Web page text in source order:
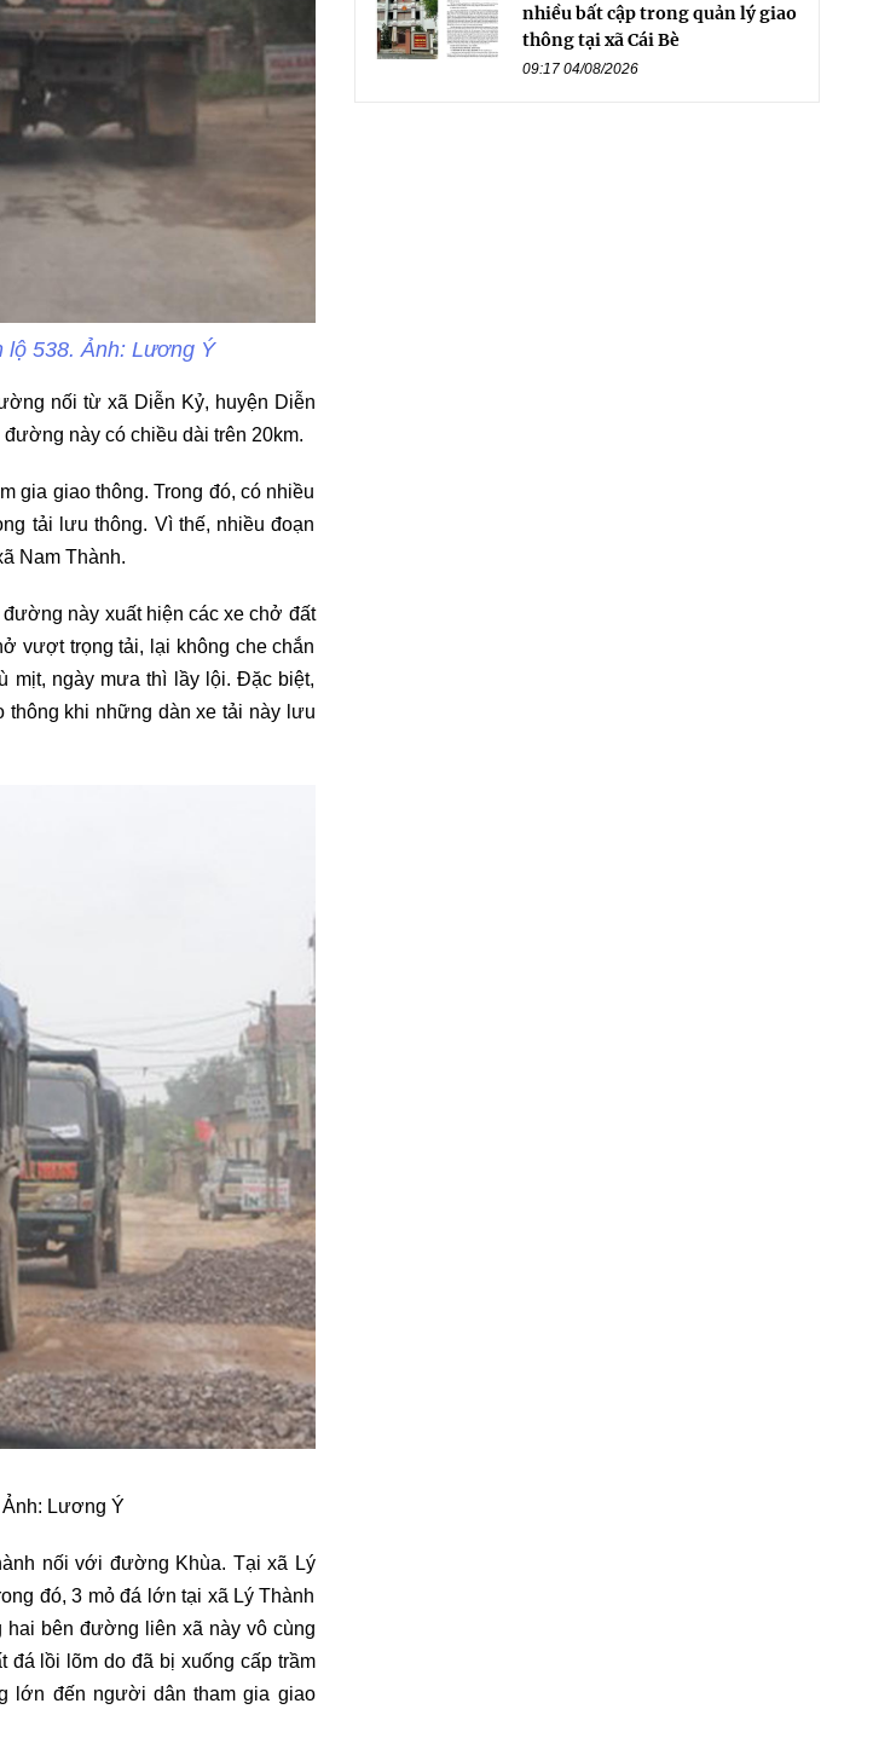
lộ 538. Ảnh: Lương Ý
nối từ xã Diễn Kỷ, huyện Diễn
này có chiều dài trên 20km.
gia giao thông. Trong đó, có nhiều
tải lưu thông. Vì thế, nhiều đoạn
Nam Thành.
này xuất hiện các xe chở đất
vượt trọng tải, lại không che chắn
mịt, ngày mưa thì lầy lội. Đặc biệt,
thông khi những dàn xe tải này lưu
Lương Ý
nối với đường Khùa. Tại xã Lý
đó, 3 mỏ đá lớn tại xã Lý Thành
bên đường liên xã này vô cùng
đá lồi lõm do đã bị xuống cấp trầm
lớn đến người dân tham gia giao
nhiều bất cập trong quản lý giao
thông tại xã Cái Bè
09:17 04/08/2026